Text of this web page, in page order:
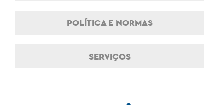
POLÍTICA E NORMAS
SERVIÇOS